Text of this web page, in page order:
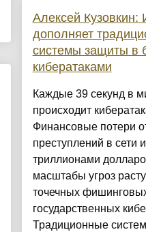
Алексей Кузовкин:
дополняет
системы защиты в
кибератаками
Каждые 39 секунд в
происходит
Финансовые потери
преступлений в сети
триллионами
масштабы угроз
точечных
государственных
Традиционные